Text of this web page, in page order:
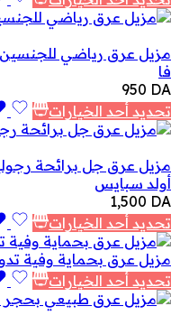
مزيل عرق رياضي للجنسين 48 ساعة
فا
950 DA
تحديد أحد الخيارات
مزيل عرق جل برائحة
أولد سبايس
1,500 DA
تحديد أحد الخيارات
مزيل عرق بحماية وفية تدوم 24
تحديد أحد الخيارات